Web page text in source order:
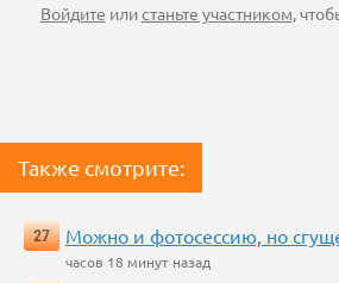
Войдите илистаньте участником,
Также смотрите:
27 Можно и фотосессию, но
часов 18 минут назад